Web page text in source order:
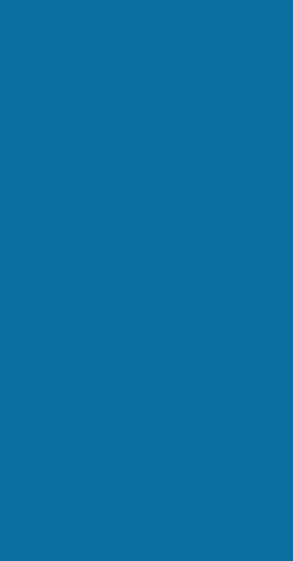
Экологичные материалы
внутренней среды. Бамбук
становясь идеальным
материалы снижают
первичными ресурсами.
конопли или овечьей
На практике часто
изоляция важнее дорогих
конструктивных
снижает теплопотери в 3-
утеплением 50 мм.
работает как
важна герметизация —
свести на нет эффект от